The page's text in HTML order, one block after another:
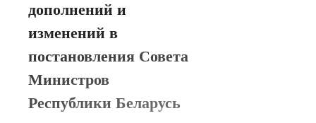
дополнений и
изменений в
постановления Совета
Министров
Республики Беларусь